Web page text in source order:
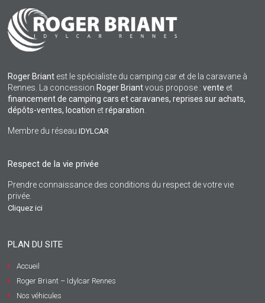
Roger Briant est le spécialiste du camping car et de la caravane à
Rennes. La concession Roger Briantvous propose : vente et
financement de camping cars et caravanes, reprises sur achats,
dépôts-ventes, location etréparation.
Membre du réseauIDYLCAR
Respect de la vie privée
Prendre connaissance des conditions du respect de votre vie
privée.
Cliquez ici
PLAN DU SITE
Accueil
Roger Briant – Idylcar Rennes
Nos véhicules